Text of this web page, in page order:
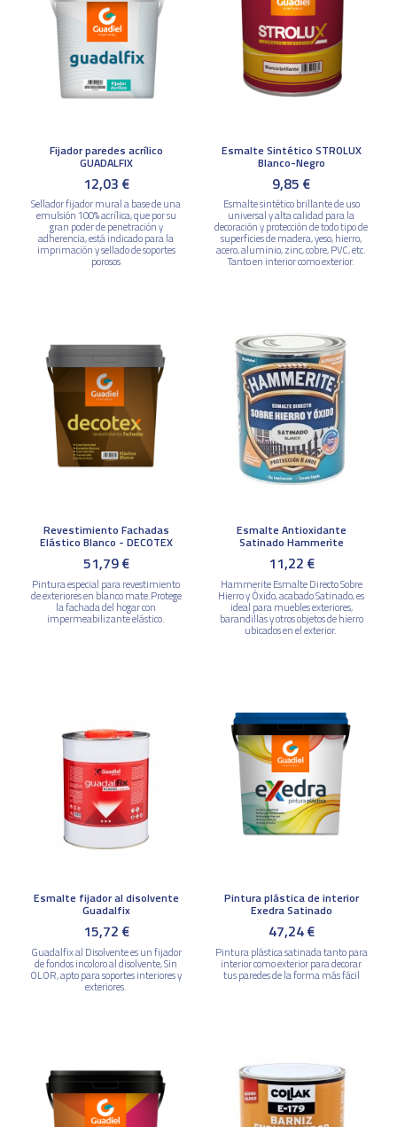
Fijador paredes acrílico
GUADALFIX
12,03 €
Sellador fijador mural a base de una
emulsión 100% acrílica, que por su
gran poder de penetración y
adherencia, está indicado para la
imprimación y sellado de soportes
porosos
Esmalte Sintético STROLUX
Blanco-Negro
9,85 €
Esmalte sintético brillante de uso
universal y alta calidad para la
decoración y protección de todo tipo de
superficies de madera, yeso, hierro,
acero, aluminio, zinc, cobre, PVC, etc.
Tanto en interior como exterior.
Revestimiento Fachadas
Elástico Blanco - DECOTEX
51,79 €
Pintura especial para revestimiento
de exteriores en blanco mate.Protege
la fachada del hogar con
impermeabilizante elástico.
Esmalte Antioxidante
Satinado Hammerite
11,22 €
Hammerite Esmalte Directo Sobre
Hierro y Óxido, acabado Satinado, es
ideal para muebles exteriores,
barandillas y otros objetos de hierro
ubicados en el exterior.
Esmalte fijador al disolvente
Guadalfix
15,72 €
Guadalfix al Disolvente es un fijador
de fondos incoloro al disolvente, Sin
OLOR, apto para soportes interiores y
exteriores.
Pintura plástica de interior
Exedra Satinado
47,24 €
Pintura plástica satinada tanto para
interior como exterior para decorar
tus paredes de la forma más fácil